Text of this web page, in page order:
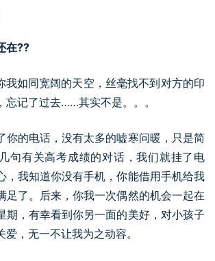
在??
我如同宽阔的天空，丝毫找不到对方的印
忘记了过去……其实不是。。。
你的电话，没有太多的嘘寒问暖，只是简
句有关高考成绩的对话，我们就挂了电
，我知道你没有手机，你能借用手机给我
足了。后来，你我一次偶然的机会一起在
期，有幸看到你另一面的美好，对小孩子
，无一不让我为之动容。